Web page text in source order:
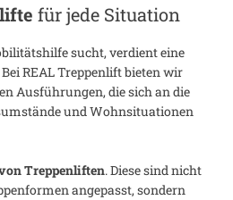
für jede Situation
sucht, verdient eine
REAL Treppenlift bieten wir
Ausführungen, die sich an die
und Wohnsituationen
Treppenliften. Diese sind nicht
angepasst, sondern